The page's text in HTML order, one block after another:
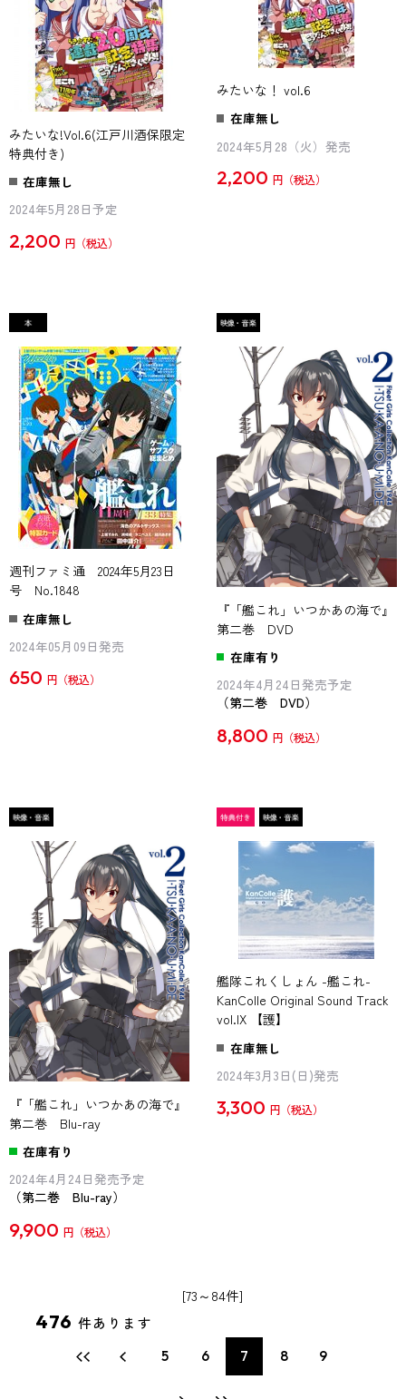
みたいな!Vol.6(江戸川酒保限定
特典付き)
在庫無し
2024年5月28日予定
2,200 円
みたいな！ vol.6
在庫無し
2024年5月28（火）発売
2,200 円
週刊ファミ通 2024年5月23日
号 No.1848
在庫無し
2024年05月09日発売
650 円
『「艦これ」いつかあの海で』
第二巻 DVD
在庫有り
2024年4月24日発売予定
（第二巻 DVD）
8,800 円
『「艦これ」いつかあの海で』
第二巻 Blu-ray
在庫有り
2024年4月24日発売予定
（第二巻 Blu-ray）
9,900 円
艦隊これくしょん -艦これ-
KanColle Original Sound Track
vol.IX 【護】
在庫無し
2024年3月3日(日)発売
3,300 円
[73～84件]
476 件あります
5 6 7 8 9